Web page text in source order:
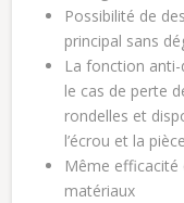
Possibilité de
principal sans
La fonction
le cas de perte
rondelles et
l’écrou et la
Même efficacité
matériaux